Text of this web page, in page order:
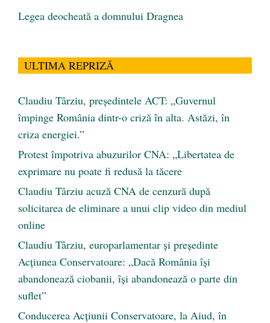
Legea deocheată a domnului Dragnea
ULTIMA REPRIZĂ
Claudiu Târziu, președintele ACT: „Guvernul
împinge România dintr-o criză în alta. Astăzi, în
criza energiei.”
Protest împotriva abuzurilor CNA: „Libertatea de
exprimare nu poate fi redusă la tăcere
Claudiu Târziu acuză CNA de cenzură după
solicitarea de eliminare a unui clip video din mediul
online
Claudiu Târziu, europarlamentar și președinte
Acțiunea Conservatoare: „Dacă România își
abandonează ciobanii, își abandonează o parte din
suflet”
Conducerea Acțiunii Conservatoare, la Aiud, în